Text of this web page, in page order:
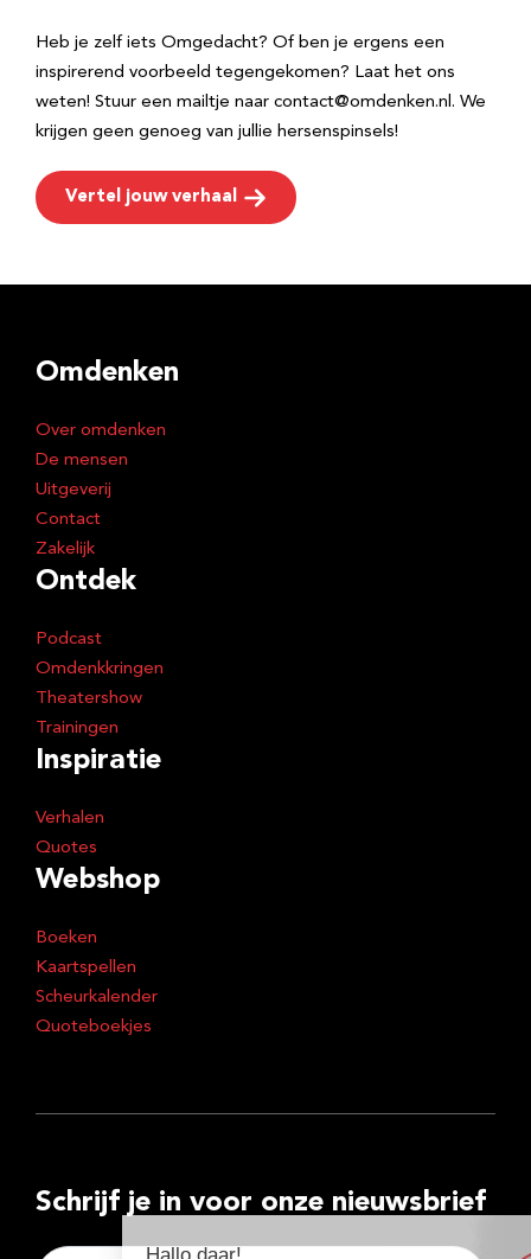
Heb je zelf iets Omgedacht? Of ben je ergens een
inspirerend voorbeeld tegengekomen? Laat het ons
weten! Stuur een mailtje naar contact@omdenken.nl. We
krijgen geen genoeg van jullie hersenspinsels!
Vertel jouw verhaal
Omdenken
Over omdenken
De mensen
Uitgeverij
Contact
Zakelijk
Ontdek
Podcast
Omdenkkringen
Theatershow
Trainingen
Inspiratie
Verhalen
Quotes
Webshop
Boeken
Kaartspellen
Scheurkalender
Quoteboekjes
Schrijf je in voor onze nieuwsbrief